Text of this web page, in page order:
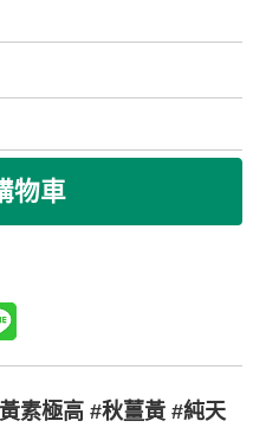
素極高 #秋薑黃 #純天